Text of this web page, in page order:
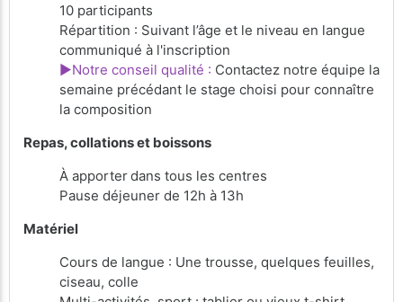
10 participants
Répartition : Suivant l’âge et le niveau en langue
communiqué à l'inscription
►Notre conseil qualité : Contactez notre équipe la
semaine précédant le stage choisi pour connaître
la composition
Repas, collations et boissons
À apporterdans tous les centres
Pause déjeuner de 12h à 13h
Matériel
Cours de langue : Une trousse, quelques feuilles,
ciseau, colle